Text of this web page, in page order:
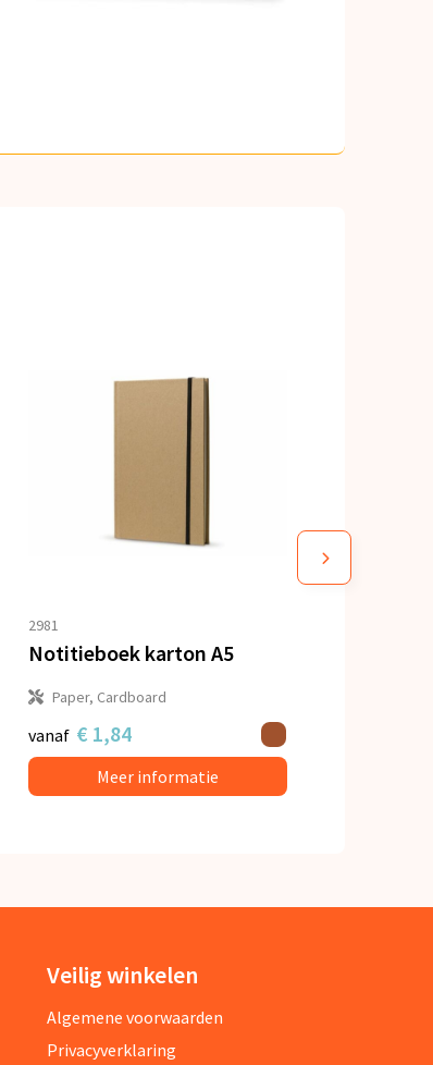
2981
Notitieboek karton A5
Paper, Cardboard
vanaf € 1,84
Meer informatie
Veilig winkelen
Algemene voorwaarden
Privacyverklaring